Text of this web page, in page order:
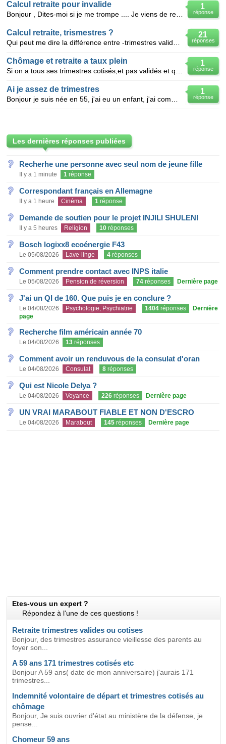
1
réponse
Calcul retraite pour invalide
21
réponses
Calcul retraite, trismestres ?
1
réponse
Chômage et retraite a taux plein
1
réponse
Ai je assez de trimestres
Les dernières réponses publiées
Recherhe une personne avec seul nom de jeune fille
Il y a 1 minute 1 réponse
Correspondant français en Allemagne
Il y a 1 heure Cinéma 1 réponse
Demande de soutien pour le projet INJILI SHULENI
Il y a 5 heures Religion 10 réponses
Bosch logixx8 ecoénergie F43
Le 05/08/2026 Lave-linge 4 réponses
Comment prendre contact avec INPS italie
Le 05/08/2026 Pension de réversion 74 réponses Dernière page
J'ai un QI de 160. Que puis je en conclure ?
Le 04/08/2026 Psychologie, Psychiatrie 1404 réponses
Dernière
page
Recherche film américain année 70
Le 04/08/2026 13 réponses
Comment avoir un renduvous de la consulat d'oran
Le 04/08/2026 Consulat 8 réponses
Qui est Nicole Delya ?
Le 04/08/2026 Voyance 226 réponses Dernière page
UN VRAI MARABOUT FIABLE ET NON D'ESCRO
Le 04/08/2026 Marabout 145 réponses Dernière page
Etes-vous un expert ?
Répondez à l'une de ces questions !
Retraite trimestres valides ou cotises
Bonjour, des trimestres assurance vieillesse des parents au
foyer son...
A 59 ans 171 trimestres cotisés etc
Bonjour A 59 ans( date de mon anniversaire) j'aurais 171
trimestres...
Indemnité volontaire de départ et trimestres cotisés au
chômage
Bonjour, Je suis ouvrier d'état au ministère de la défense, je
pense...
Chomeur 59 ans